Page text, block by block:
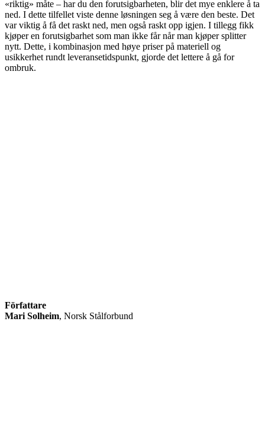
«riktig» måte – har du den forutsigbarheten, blir det mye enklere å ta
ned. I dette tilfellet viste denne løsningen seg å være den beste. Det
var viktig å få det raskt ned, men også raskt opp igjen. I tillegg fikk
kjøper en forutsigbarhet som man ikke får når man kjøper splitter
nytt. Dette, i kombinasjon med høye priser på materiell og
usikkerhet rundt leveransetidspunkt, gjorde det lettere å gå for
ombruk.
Författare
Mari Solheim, Norsk Stålforbund